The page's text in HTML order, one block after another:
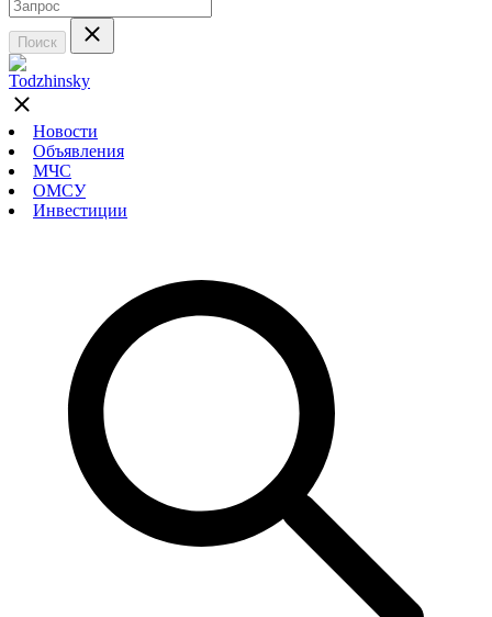
Поиск
Новости
Объявления
МЧС
ОМСУ
Инвестиции